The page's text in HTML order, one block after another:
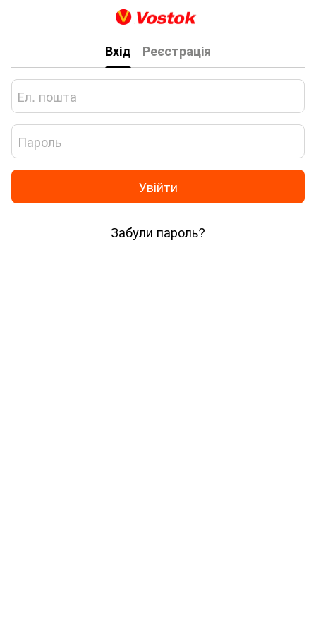
Вхід Реєстрація
Увійти
Забули пароль?